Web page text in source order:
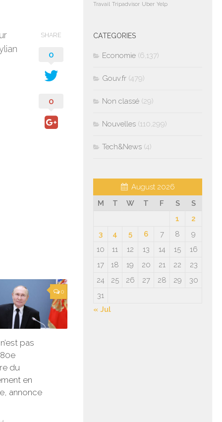
SHARE
0
0
0
pas
du
en
annonce
Travail Tripadvisor Uber Yelp
CATEGORIES
Economie (6,137)
Gouv.fr (479)
Non classé (29)
Nouvelles (110,299)
Tech&News (4)
August 2026
M
T W T F S
S
1
2
3
4 5 6 7 8
9
10
11 12 13 14 15
16
17
18 19 20 21 22
23
24
25 26 27 28 29
30
31
« Jul